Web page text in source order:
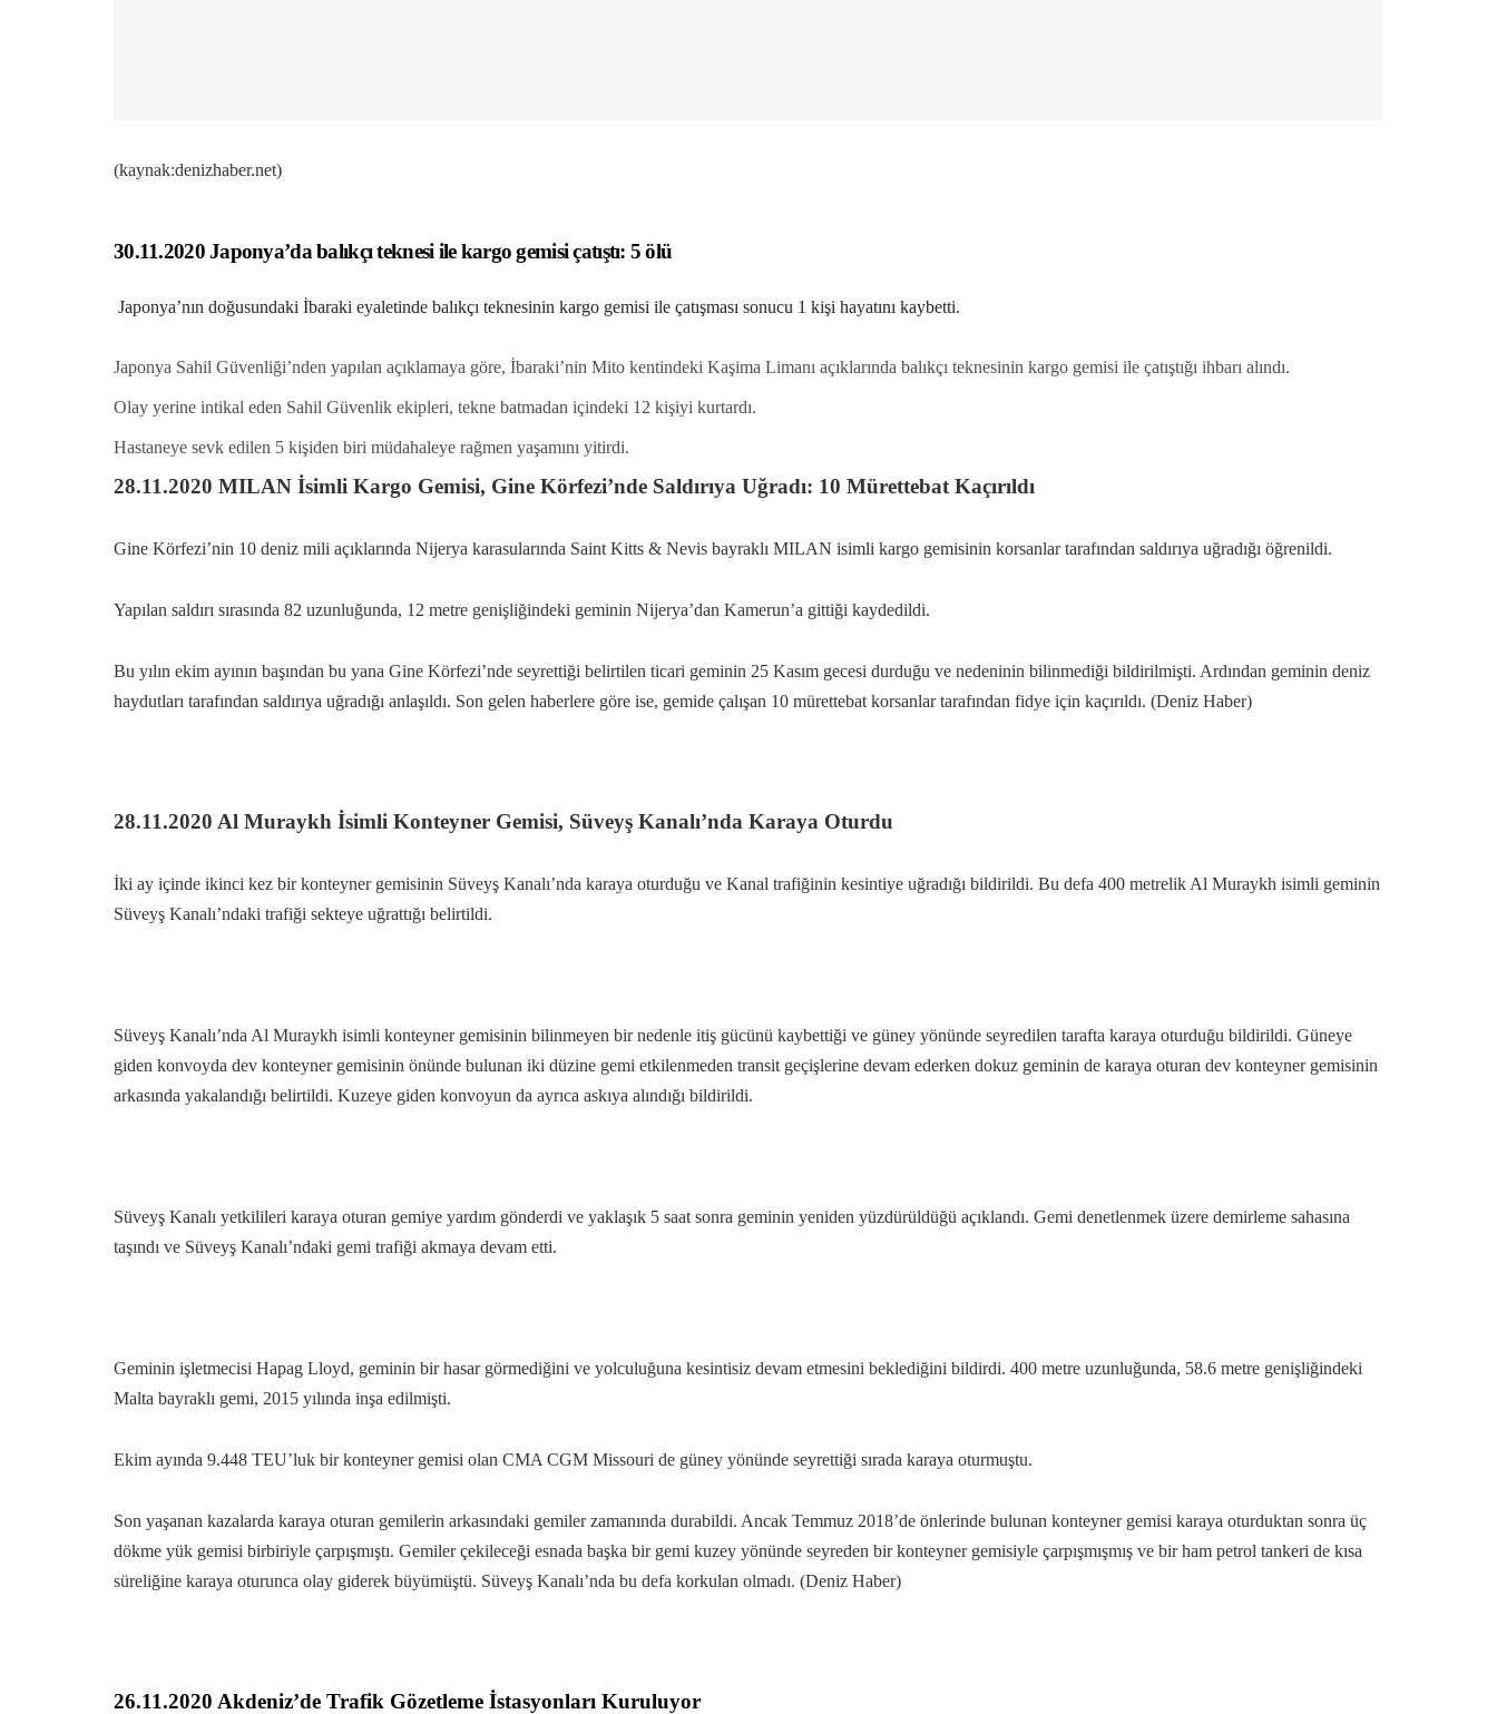
(kaynak:denizhaber.net)
30.11.2020 Japonya’da balıkçı teknesi ile kargo gemisi çatıştı: 5 ölü
Japonya’nın doğusundaki İbaraki eyaletinde balıkçı teknesinin kargo gemisi ile çatışması sonucu 1 kişi hayatını kaybetti.
Japonya Sahil Güvenliği’nden yapılan açıklamaya göre, İbaraki’nin Mito kentindeki Kaşima Limanı açıklarında balıkçı teknesinin kargo gemisi ile çatıştığı ihbarı alındı.
Olay yerine intikal eden Sahil Güvenlik ekipleri, tekne batmadan içindeki 12 kişiyi kurtardı.
Hastaneye sevk edilen 5 kişiden biri müdahaleye rağmen yaşamını yitirdi.
28.11.2020 MILAN İsimli Kargo Gemisi, Gine Körfezi’nde Saldırıya Uğradı: 10 Mürettebat Kaçırıldı
Gine Körfezi’nin 10 deniz mili açıklarında Nijerya karasularında Saint Kitts & Nevis bayraklı MILAN isimli kargo gemisinin korsanlar tarafından saldırıya uğradığı öğrenildi.
Yapılan saldırı sırasında 82 uzunluğunda, 12 metre genişliğindeki geminin Nijerya’dan Kamerun’a gittiği kaydedildi.
Bu yılın ekim ayının başından bu yana Gine Körfezi’nde seyrettiği belirtilen ticari geminin 25 Kasım gecesi durduğu ve nedeninin bilinmediği bildirilmişti. Ardından geminin deniz
haydutları tarafından saldırıya uğradığı anlaşıldı. Son gelen haberlere göre ise, gemide çalışan 10 mürettebat korsanlar tarafından fidye için kaçırıldı. (Deniz Haber)
28.11.2020 Al Muraykh İsimli Konteyner Gemisi, Süveyş Kanalı’nda Karaya Oturdu
İki ay içinde ikinci kez bir konteyner gemisinin Süveyş Kanalı’nda karaya oturduğu ve Kanal trafiğinin kesintiye uğradığı bildirildi. Bu defa 400 metrelik Al Muraykh isimli geminin
Süveyş Kanalı’ndaki trafiği sekteye uğrattığı belirtildi.
Süveyş Kanalı’nda Al Muraykh isimli konteyner gemisinin bilinmeyen bir nedenle itiş gücünü kaybettiği ve güney yönünde seyredilen tarafta karaya oturduğu bildirildi. Güneye
giden konvoyda dev konteyner gemisinin önünde bulunan iki düzine gemi etkilenmeden transit geçişlerine devam ederken dokuz geminin de karaya oturan dev konteyner gemisinin
arkasında yakalandığı belirtildi. Kuzeye giden konvoyun da ayrıca askıya alındığı bildirildi.
Süveyş Kanalı yetkilileri karaya oturan gemiye yardım gönderdi ve yaklaşık 5 saat sonra geminin yeniden yüzdürüldüğü açıklandı. Gemi denetlenmek üzere demirleme sahasına
taşındı ve Süveyş Kanalı’ndaki gemi trafiği akmaya devam etti.
Geminin işletmecisi Hapag Lloyd, geminin bir hasar görmediğini ve yolculuğuna kesintisiz devam etmesini beklediğini bildirdi. 400 metre uzunluğunda, 58.6 metre genişliğindeki
Malta bayraklı gemi, 2015 yılında inşa edilmişti.
Ekim ayında 9.448 TEU’luk bir konteyner gemisi olan CMA CGM Missouri de güney yönünde seyrettiği sırada karaya oturmuştu.
Son yaşanan kazalarda karaya oturan gemilerin arkasındaki gemiler zamanında durabildi. Ancak Temmuz 2018’de önlerinde bulunan konteyner gemisi karaya oturduktan sonra üç
dökme yük gemisi birbiriyle çarpışmıştı. Gemiler çekileceği esnada başka bir gemi kuzey yönünde seyreden bir konteyner gemisiyle çarpışmışmış ve bir ham petrol tankeri de kısa
süreliğine karaya oturunca olay giderek büyümüştü. Süveyş Kanalı’nda bu defa korkulan olmadı. (Deniz Haber)
26.11.2020 Akdeniz’de Trafik Gözetleme İstasyonları Kuruluyor